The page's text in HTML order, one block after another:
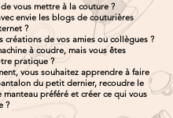
vous mettre à la couture ?
envie les blogs de couturières
?
créations de vos amies ou collègues ?
à coudre, mais vous êtes
pratique ?
vous souhaitez apprendre à faire
du petit dernier, recoudre le
préféré et créer ce qui vous
?